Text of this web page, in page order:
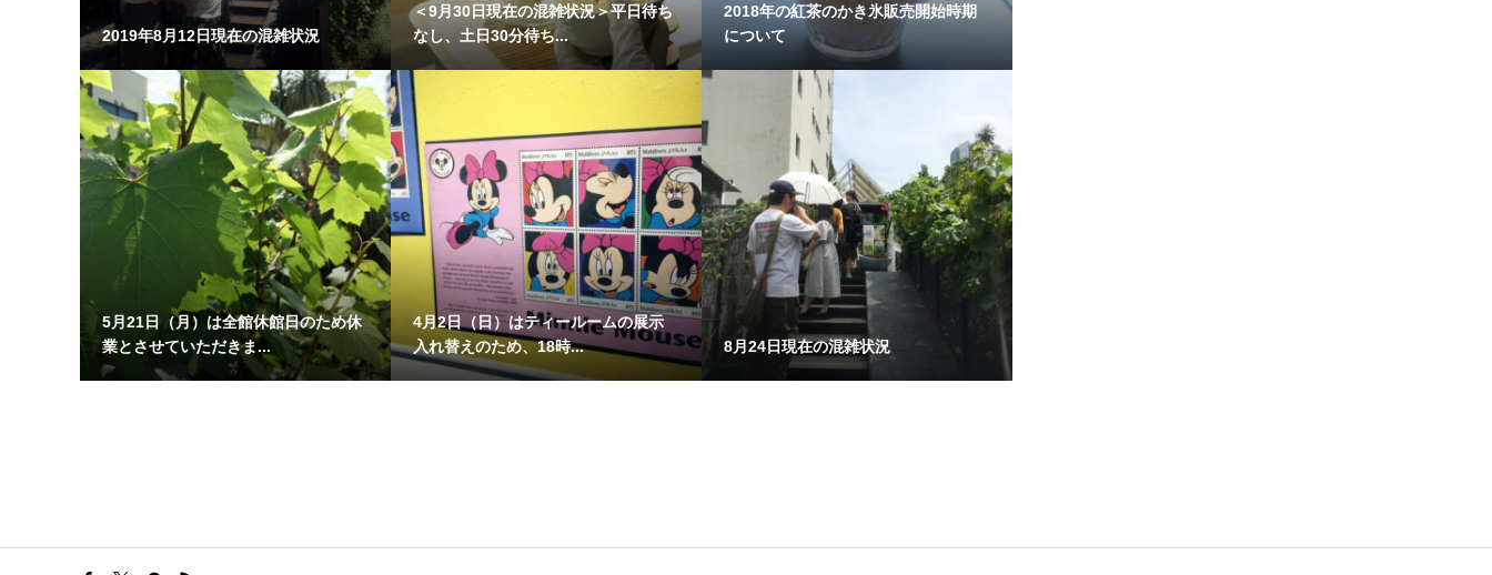
2019年8月12日現在の混雑状況
＜9月30日現在の混雑状況＞平日待ち
なし、土日30分待ち...
2018年の紅茶のかき氷販売開始時期
について
5月21日（月）は全館休館日のため休
業とさせていただきま...
4月2日（日）はティールームの展示
入れ替えのため、18時...
8月24日現在の混雑状況